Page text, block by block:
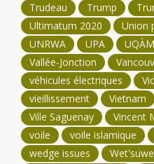
Trudeau
Trump
Ultimatum 2020
Union
UNRWA
UPA UQÀM
Vallée-Jonction
véhicules électriques
vieillissement
Vietnam
Ville Saguenay
Vincent
voile
voile islamique
wedge issues